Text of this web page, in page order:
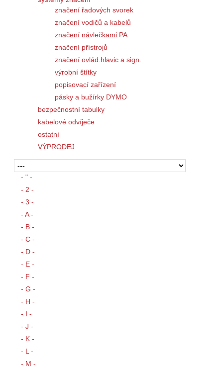
značení řadových svorek
značení vodičů a kabelů
značení návlečkami PA
značení přístrojů
značení ovlád.hlavic a sign.
výrobní štítky
popisovací zařízení
pásky a bužírky DYMO
bezpečnostní tabulky
kabelové odvíječe
ostatní
VÝPRODEJ
- " -
- 2 -
- 3 -
- A -
- B -
- C -
- D -
- E -
- F -
- G -
- H -
- I -
- J -
- K -
- L -
- M -